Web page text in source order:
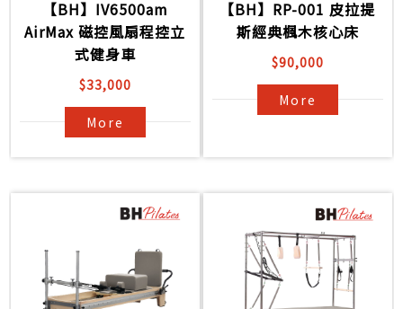
【BH】IV6500am
AirMax 磁控風扇程控立
式健身車
$33,000
More
【BH】RP-001 皮拉提
斯經典楓木核心床
$90,000
More